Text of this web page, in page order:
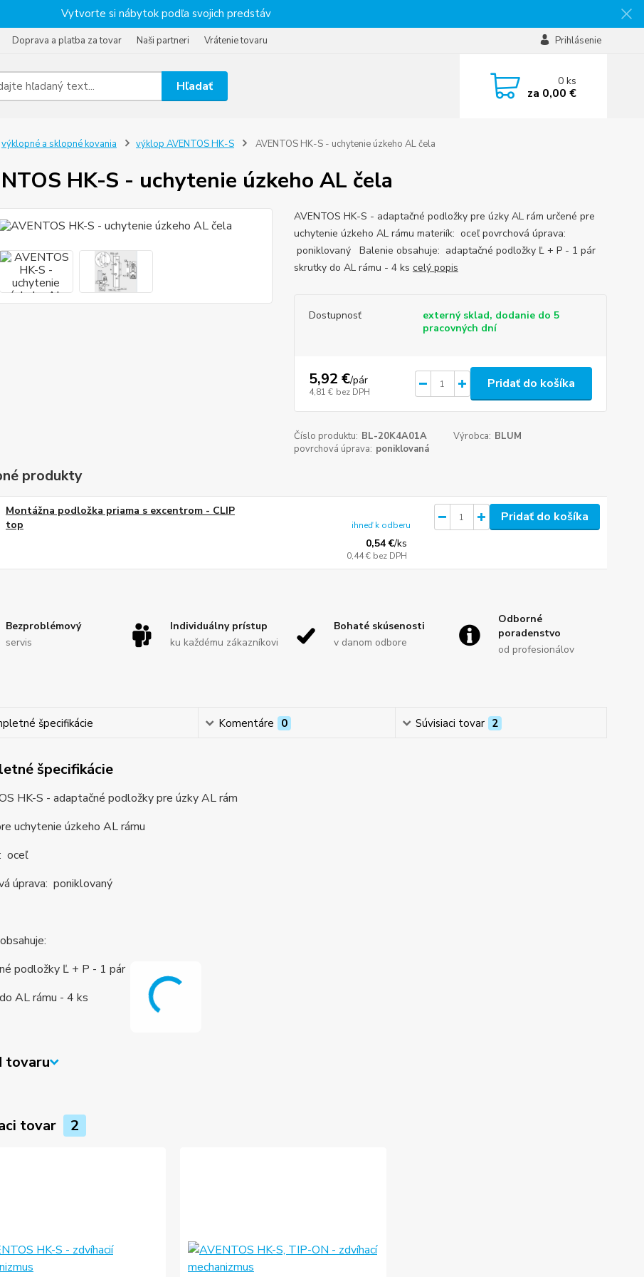
Vytvorte si nábytok podľa svojich predstáv
Doprava a platba za tovar Naši partneri Vrátenie tovaru Prihlásenie
Hľadať 0ks
za 0,00 €
výklopné a sklopné kovania výklop AVENTOS HK-S AVENTOS HK-S - uchytenie úzkeho AL čela
HK-S - uchytenie úzkeho AL čela
AVENTOS HK-S - adaptačné podložky pre úzky AL rám určené pre
uchytenie úzkeho AL rámu materiík: oceľ povrchová úprava:
poniklovaný Balenie obsahuje: adaptačné podložky Ľ + P - 1 pár
skrutky do AL rámu - 4 ks celý popis
Dostupnosť
externý sklad, dodanie do 5
pracovných dní
5,92 €/pár
4,81 € bez DPH
Pridať do košíka
Číslo produktu: BL-20K4A01A Výrobca: BLUM
povrchová úprava: poniklovaná
produkty
Montážna podložka priama s excentrom - CLIP
top
0,54 €/ks
0,44 € bez DPH
ihneď k odberu
Pridať do košíka
Bezproblémový
servis
Individuálny prístup
ku každému zákazníkovi
Bohaté skúsenosti
v danom odbore
Odborné
poradenstvo
od profesionálov
špecifikácie Komentáre 0 Súvisiaci tovar 2
špecifikácie
HK-S - adaptačné podložky pre úzky AL rám
uchytenie úzkeho AL rámu
oceľ
úprava: poniklovaný
podložky Ľ + P - 1 pár
AL rámu - 4 ks
tovaru
tovar 2